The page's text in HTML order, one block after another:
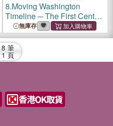
8.Moving Washington
Timeline ─ The First Century
of the Washington State
Department of
Transportation, 1905-2005
無庫存
8 筆
1 頁